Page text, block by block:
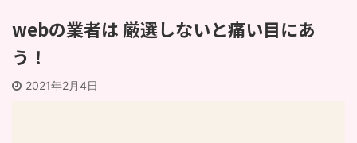
webの業者は 厳選しないと痛い目にあ
う！
2021年2月4日